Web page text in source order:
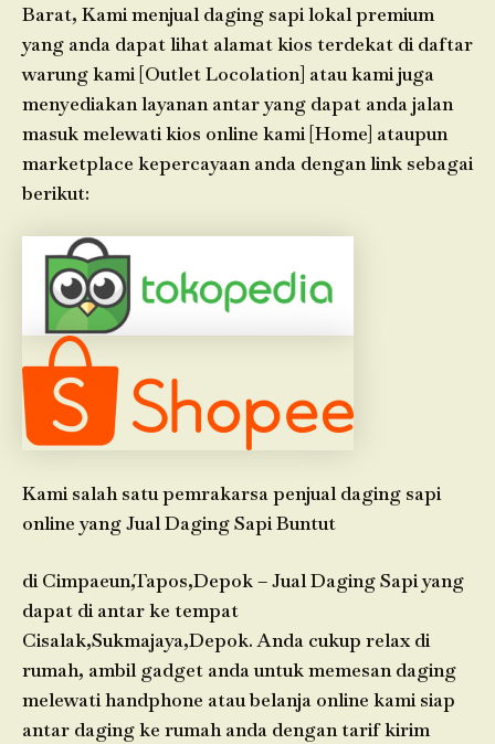
Barat, Kami menjual daging sapi lokal premium
yang anda dapat lihat alamat kios terdekat di daftar
warung kami [Outlet Locolation] atau kami juga
menyediakan layanan antar yang dapat anda jalan
masuk melewati kios online kami [Home] ataupun
marketplace kepercayaan anda dengan link sebagai
berikut:
Kami salah satu pemrakarsa penjual daging sapi
online yang Jual Daging Sapi Buntut
di Cimpaeun,Tapos,Depok – Jual Daging Sapi yang
dapat di antar ke tempat
Cisalak,Sukmajaya,Depok. Anda cukup relax di
rumah, ambil gadget anda untuk memesan daging
melewati handphone atau belanja online kami siap
antar daging ke rumah anda dengan tarif kirim